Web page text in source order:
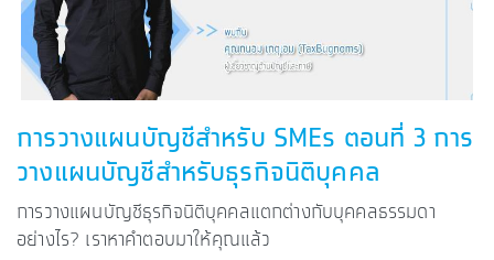
การวางแผนบัญชีสำหรับ SMEs ตอนที่ 3 การ
วางแผนบัญชีสำหรับธุรกิจนิติบุคคล
การวางแผนบัญชีธุรกิจนิติบุคคลแตกต่างกับบุคคลธรรมดา
อย่างไร? เราหาคำตอบมาให้คุณแล้ว